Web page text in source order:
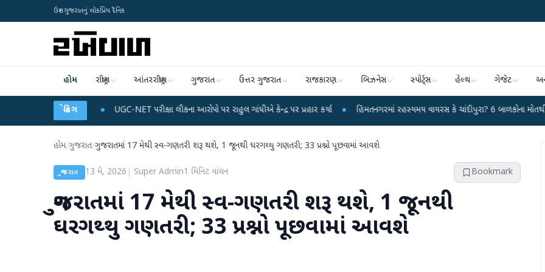
ઉત્તર ગુજરાતનું લોકપ્રિય દૈનિક
હોમ રાષ્ટ્રીય આંતરરાષ્ટ્રીય ગુજરાત ઉત્તર ગુજરાત રાજકારણ બિઝનેસ સ્પોર્ટ્સ હેલ્થ ગેજેટ
બ્રેકિંગ
UGC-NET પરીક્ષા લીકના આરોપો પર રાહુલ ગાંધીએ કેન્દ્ર પર પ્રહાર કર્યા ● હિંમતનગરમાં રહસ્યમય વાયરસ કે ચાંદીપુરા? 6 બાળકોના મોતથી ફફડાટ ●
હોમ/ગુજરાત/ગુજરાતમાં 17 મેથી સ્વ-ગણતરી શરૂ થશે, 1 જૂનથી ઘરગથ્થુ ગણતરી; 33 પ્રશ્નો પૂછવામાં આવશે
ગુજરાત 13 મે, 2026 Super Admin1 મિનિટ વાંચન Bookmark
ગુજરાતમાં 17 મેથી સ્વ-ગણતરી શરૂ થશે, 1 જૂનથી
ઘરગથ્થુ ગણતરી; 33 પ્રશ્નો પૂછવામાં આવશે